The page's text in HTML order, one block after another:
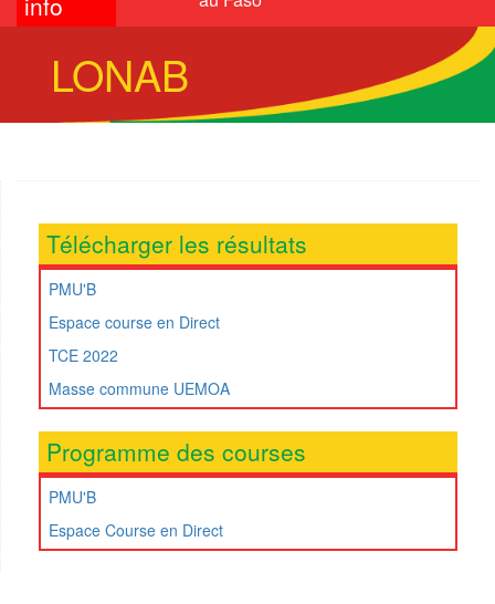
LONAB
Télécharger les résultats
PMU'B
Espace course en Direct
TCE 2022
Masse commune UEMOA
Programme des courses
PMU'B
Espace Course en Direct